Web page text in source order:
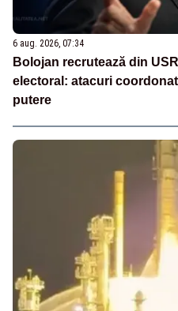
6 aug. 2026, 07:34
Bolojan recrutează din
electoral: atacuri
putere